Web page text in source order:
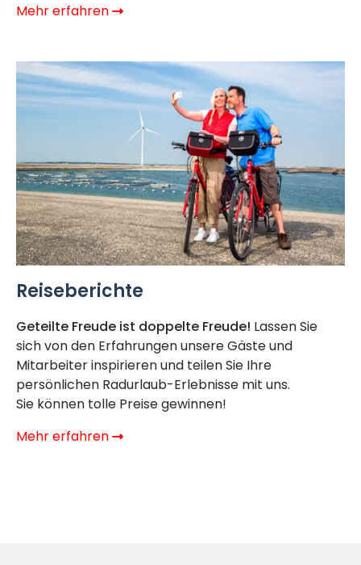
Mehr erfahren
Reiseberichte
Geteilte Freude ist doppelte Freude! Lassen Sie
sich von den Erfahrungen unsere Gäste und
Mitarbeiter inspirieren und teilen Sie Ihre
persönlichen Radurlaub-Erlebnisse mit uns.
Sie können tolle Preise gewinnen!
Mehr erfahren